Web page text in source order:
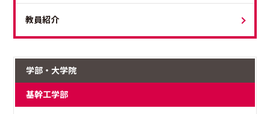
教員紹介
学部・大学院
基幹工学部